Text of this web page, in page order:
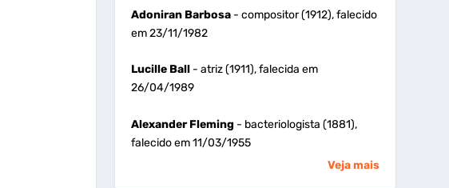
Adoniran Barbosa- compositor (1912), falecido
em 23/11/1982
Lucille Ball- atriz (1911), falecida em
26/04/1989
Alexander Fleming - bacteriologista (1881),
falecido em 11/03/1955
Veja mais